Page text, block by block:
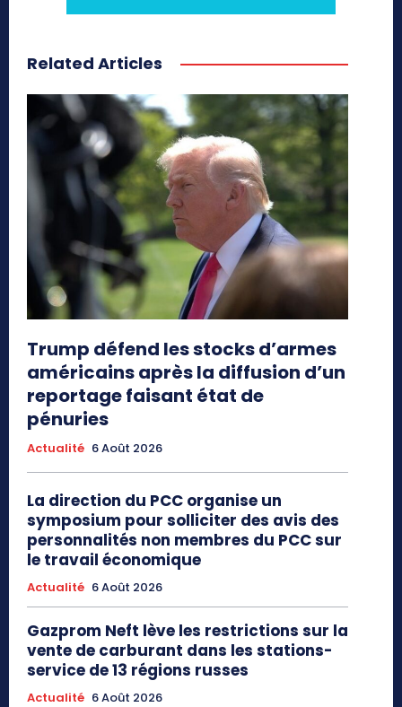
Related Articles
Trump défend les stocks d’armes
américains après la diffusion d’un
reportage faisant état de
pénuries
Actualité 6 Août 2026
La direction du PCC organise un
symposium pour solliciter des avis des
personnalités non membres du PCC sur
le travail économique
Actualité 6 Août 2026
Gazprom Neft lève les restrictions sur la
vente de carburant dans les stations-
service de 13 régions russes
Actualité 6 Août 2026